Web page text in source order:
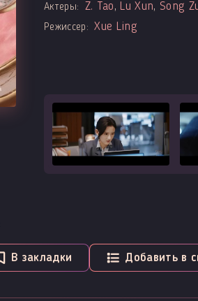
Актеры: Z. Tao, Lu Xun, Song
Режиссер: Xue Ling
В закладки Добавить в